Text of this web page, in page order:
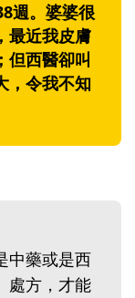
週。婆婆很
最近我皮膚
但西醫卻叫
，令我不知
中藥或是西
處方，才能